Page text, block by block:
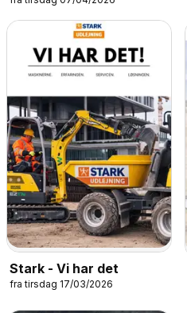
Stark - Vi har det
fra tirsdag 17/03/2026